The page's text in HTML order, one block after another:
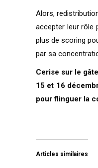
Alors,
accepter leur rôle
plus de scoring
par sa
Cerise sur le
15 et 16
pour flinguer la
Articles similaires